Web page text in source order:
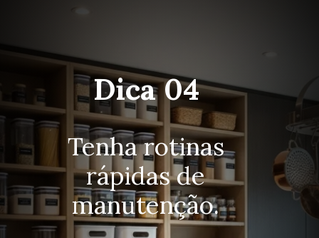
Dica 04
Tenha rotinas
rápidas de
manutenção.